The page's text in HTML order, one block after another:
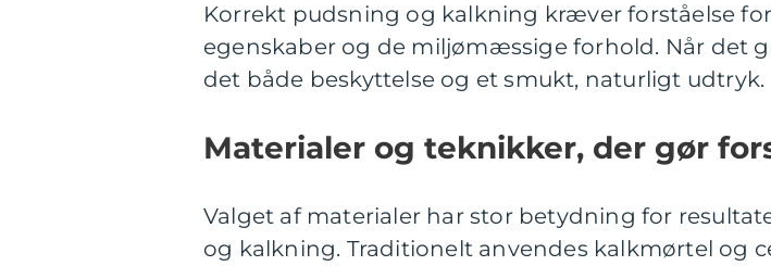
Korrekt pudsning og kalkning kræver forståelse
egenskaber og de miljømæssige forhold. Når det
det både beskyttelse og et smukt, naturligt udtryk.
Materialer og teknikker, der gør
Valget af materialer har stor betydning for
og kalkning. Traditionelt anvendes kalkmørtel og